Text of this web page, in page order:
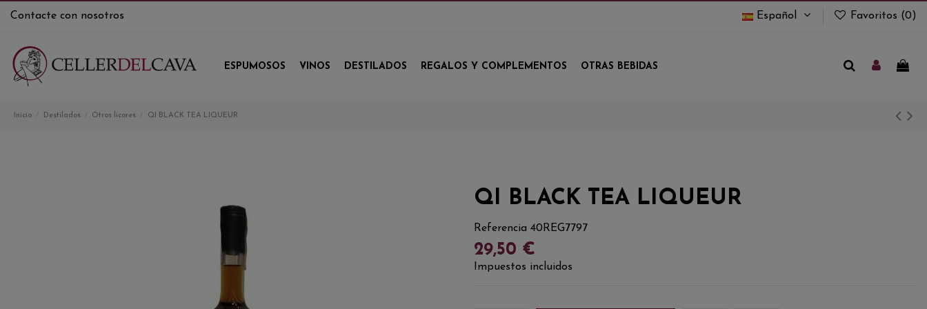
Contacte con nosotros Español Favoritos (0)
ESPUMOSOS VINOS DESTILADOS REGALOS Y COMPLEMENTOS OTRAS BEBIDAS
Inicio Destilados Otros licores QI BLACK TEA LIQUEUR
QI BLACK TEA LIQUEUR
Referencia 40REG7797
29,50 €
Impuestos incluidos